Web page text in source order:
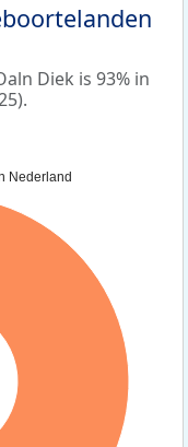
Diek is 93% in
Nederland